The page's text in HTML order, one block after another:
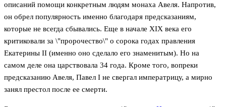
описаний помощи конкретным людям монаха Авеля. Напротив,
он обрел популярность именно благодаря предсказаниям,
которые не всегда сбывались. Еще в начале XIX века его
критиковали за \"пророчество\" о сорока годах правления
Екатерины II (именно оно сделало его знаменитым). Но на
самом деле она царствовала 34 года. Кроме того, вопреки
предсказанию Авеля, Павел I не свергал императрицу, а мирно
занял престол после ее смерти.